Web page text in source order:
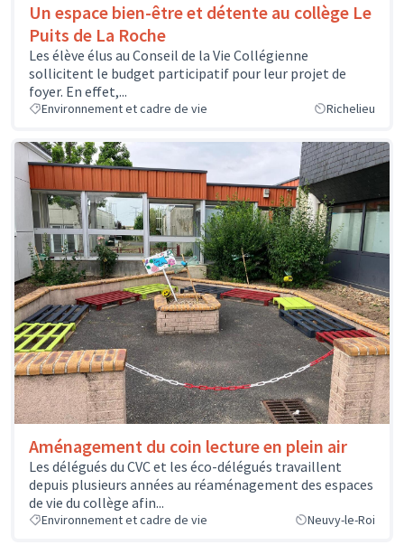
Un espace bien-être et détente au collège Le
Puits de La Roche
Les élève élus au Conseil de la Vie Collégienne
sollicitent le budget participatif pour leur projet de
foyer. En effet,...
Environnement et cadre de vie Richelieu
Aménagement du coin lecture en plein air
Les délégués du CVC et les éco-délégués travaillent
depuis plusieurs années au réaménagement des espaces
de vie du collège afin...
Environnement et cadre de vie Neuvy-le-Roi